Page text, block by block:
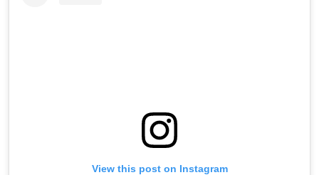
View this post on Instagram